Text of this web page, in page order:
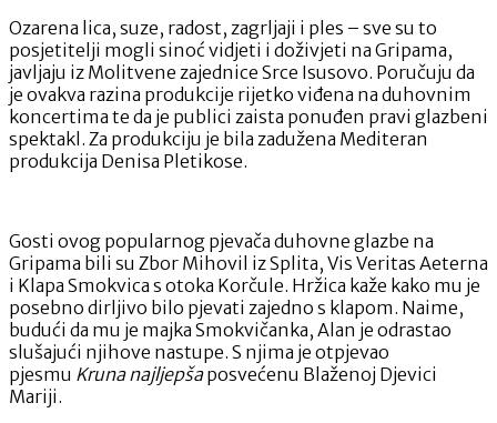
Ozarena lica, suze, radost, zagrljaji i ples – sve su to
posjetitelji mogli sinoć vidjeti i doživjeti na Gripama,
javljaju iz Molitvene zajednice Srce Isusovo. Poručuju da
je ovakva razina produkcije rijetko viđena na duhovnim
koncertima te da je publici zaista ponuđen pravi glazbeni
spektakl. Za produkciju je bila zadužena Mediteran
produkcija Denisa Pletikose.
Gosti ovog popularnog pjevača duhovne glazbe na
Gripama bili su Zbor Mihovil iz Splita, Vis Veritas Aeterna
i Klapa Smokvica s otoka Korčule. Hržica kaže kako mu je
posebno dirljivo bilo pjevati zajedno s klapom. Naime,
budući da mu je majka Smokvičanka, Alan je odrastao
slušajući njihove nastupe. S njima je otpjevao
pjesmu Kruna najljepšaposvećenu Blaženoj Djevici
Mariji.